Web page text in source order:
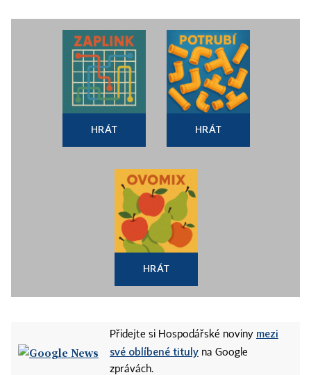
HRÁT HRÁT
HRÁT
Přidejte si Hospodářské noviny mezi
své oblíbené tituly na Google
zprávách.